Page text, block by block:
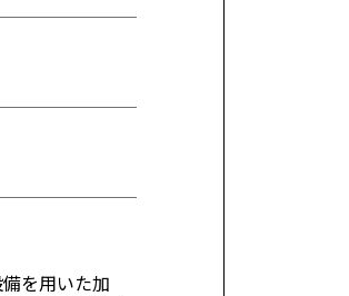
を用いた加